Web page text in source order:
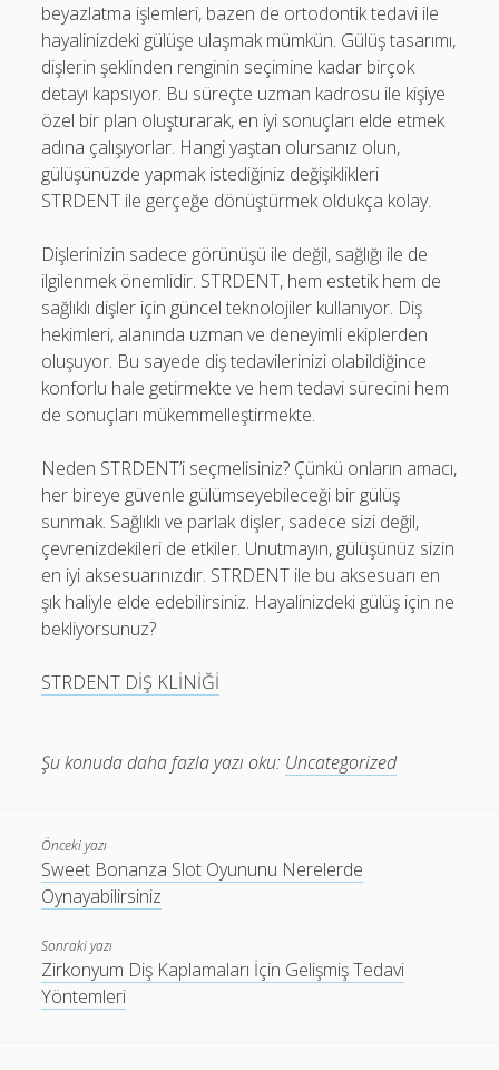
beyazlatma işlemleri, bazen de ortodontik tedavi ile
hayalinizdeki gülüşe ulaşmak mümkün. Gülüş tasarımı,
dişlerin şeklinden renginin seçimine kadar birçok
detayı kapsıyor. Bu süreçte uzman kadrosu ile kişiye
özel bir plan oluşturarak, en iyi sonuçları elde etmek
adına çalışıyorlar. Hangi yaştan olursanız olun,
gülüşünüzde yapmak istediğiniz değişiklikleri
STRDENT ile gerçeğe dönüştürmek oldukça kolay.
Dişlerinizin sadece görünüşü ile değil, sağlığı ile de
ilgilenmek önemlidir. STRDENT, hem estetik hem de
sağlıklı dişler için güncel teknolojiler kullanıyor. Diş
hekimleri, alanında uzman ve deneyimli ekiplerden
oluşuyor. Bu sayede diş tedavilerinizi olabildiğince
konforlu hale getirmekte ve hem tedavi sürecini hem
de sonuçları mükemmelleştirmekte.
Neden STRDENT’i seçmelisiniz? Çünkü onların amacı,
her bireye güvenle gülümseyebileceği bir gülüş
sunmak. Sağlıklı ve parlak dişler, sadece sizi değil,
çevrenizdekileri de etkiler. Unutmayın, gülüşünüz sizin
en iyi aksesuarınızdır. STRDENT ile bu aksesuarı en
şık haliyle elde edebilirsiniz. Hayalinizdeki gülüş için ne
bekliyorsunuz?
STRDENT DİŞ KLİNİĞİ
Şu konuda daha fazla yazı oku: Uncategorized
Önceki yazı
Sweet Bonanza Slot Oyununu Nerelerde
Oynayabilirsiniz
Sonraki yazı
Zirkonyum Diş Kaplamaları İçin Gelişmiş Tedavi
Yöntemleri